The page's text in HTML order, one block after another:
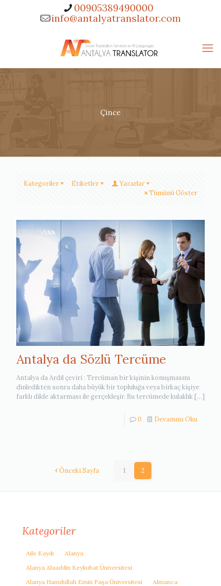
00905389490000
info@antalyatranslator.com
Çince
Kategoriler Etiketler
Yazarlar
Tümünü Göster
Antalya da Sözlü Tercüme
Antalya da Ardıl çeviri : Tercüman bir kişinin konuşmasını
dinledikten sonra daha büyük bir topluluğa veya birkaç kişiye
farklı dilde aktarması ile gerçekleşir. Bu tercümede kulaklık […]
0 Devamını Oku
Önceki Sayfa 1 2
Kategoriler
Aile Kaydı
Alanya
Alanya Alaaddin Keykubat Üniversitesi
Alanya Hamdullah Emin Paşa Üniversitesi
Almanca